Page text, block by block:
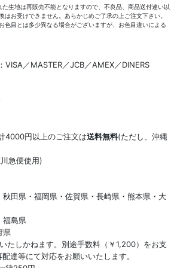
生地は再販売不能となりますので、不良品、商品送付違い以
はお受けできません。あらかじめご了承の上ご注文下さい。
色目とは多少異なる場合がございますが、お色目違いによる
／MASTER／JCB／AMEX／DINERS
円以上のご注文は送料無料(ただし、沖縄
急便使用)
秋田県・福岡県・佐賀県・長崎県・熊本県・大
福島県
県
たしかねます。別途手数料（￥1,200）をお支
達等にて対応をお願いいたします。